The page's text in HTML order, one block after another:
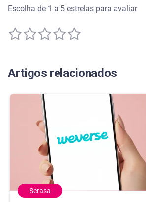
Escolha de 1 a 5 estrelas para avaliar
Artigos relacionados
Serasa